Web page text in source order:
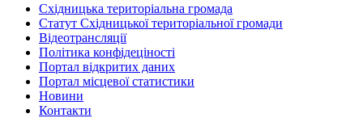
Східницька територіальна громада
Статут Східницької територіальної громади
Відеотрансляції
Політика конфідеціності
Портал відкритих даних
Портал місцевої статистики
Новини
Контакти